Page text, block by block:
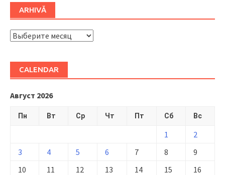
ARHIVĂ
ARHIVĂ
CALENDAR
Август 2026
Пн Вт Ср Чт Пт Сб Вс
1
2
3
4 5 6 7 8
9
10
11 12 13 14 15
16